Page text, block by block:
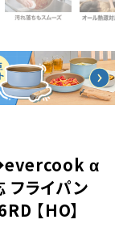
α
フライパン
【HO】